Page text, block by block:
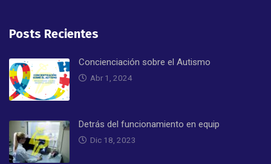
Posts Recientes
Concienciación sobre el Autismo
Abr 1, 2024
Detrás del funcionamiento en equip
Dic 18, 2023